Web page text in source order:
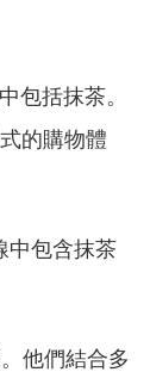
包括抹茶。
的購物體
中包含抹茶
他們結合多